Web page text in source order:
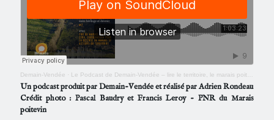
Demain-Vendée · Le Podcast de Demain-Vendée – lire le territoire, le marais poitevin #2
Un podcast produit par Demain-Vendée et réalisé par Adrien Rondeau
Crédit photo : Pascal Baudry et Francis Leroy - PNR du Marais
poitevin